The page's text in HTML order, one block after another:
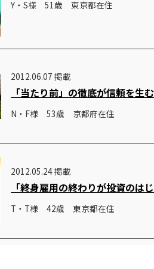
Y・S様 51歳 東京都在住
2012.06.07 掲載
「当たり前」の徹底が信頼を生む
N・F様 53歳 京都府在住
2012.05.24 掲載
「終身雇用の終わりが投資のはじ
T・T様 42歳 東京都在住